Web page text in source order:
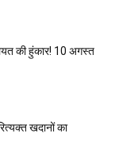
की हुंकार! 10 अगस्त
खदानों का